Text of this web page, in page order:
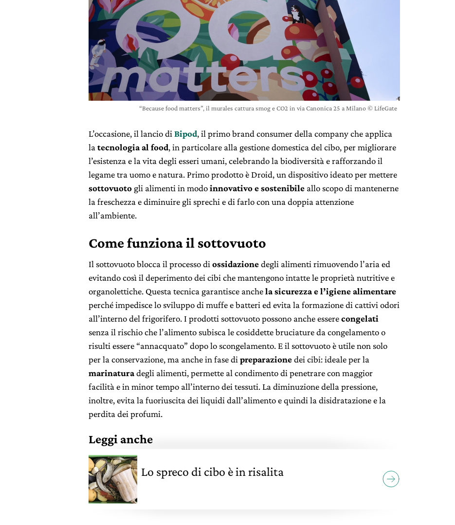
“Because food matters”, il murales cattura smog e CO2 in via Canonica 25 a Milano © LifeGate
L’occasione, il lancio diBipod, il primo brand consumer della company che applica
latecnologia al food, in particolare alla gestione domestica del cibo, per migliorare
l’esistenza e la vita degli esseri umani, celebrando la biodiversità e rafforzando il
legame tra uomo e natura. Primo prodottoè Droid, un dispositivo ideato per mettere
sottovuoto gli alimenti in modoinnovativo e sostenibile allo scopo di mantenerne
la freschezza e diminuire gli sprechi e di farlo con una doppia attenzione
all’ambiente.
Come funziona il sottovuoto
Il sottovuoto blocca il processo diossidazionedegli alimenti rimuovendo l’aria ed
evitando così il deperimento dei cibi che mantengono intatte le proprietà nutritive e
organolettiche. Questa tecnica garantisce anchela sicurezza e l’igiene alimentare
perché impedisce lo sviluppo di muffe e batteri ed evita la formazione di cattivi odori
all’interno del frigorifero. I prodotti sottovuoto possono anche esserecongelati
senza il rischio che l’alimento subisca le cosiddette bruciature da congelamento o
risulti essere “annacquato” dopo lo scongelamento. E il sottovuoto è utile non solo
per la conservazione, ma anche in fase dipreparazionedei cibi: ideale per la
marinaturadegli alimenti, permette al condimentodi penetrare con maggior
facilità e in minor tempo all’interno dei tessuti. La diminuzione della pressione,
inoltre, evita la fuoriuscita dei liquidi dall’alimento e quindi la disidratazione e la
perdita dei profumi.
Leggi anche
Lo spreco di cibo è in risalita